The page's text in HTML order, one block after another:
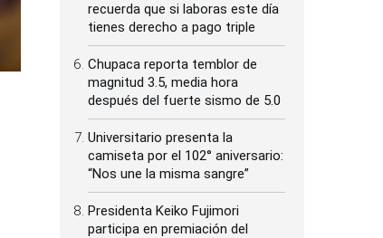
recuerda que si laboras este día
tienes derecho a pago triple
Chupaca reporta temblor de
magnitud 3.5, media hora
después del fuerte sismo de 5.0
Universitario presenta la
camiseta por el 102° aniversario:
“Nos une la misma sangre”
Presidenta Keiko Fujimori
participa en premiación del